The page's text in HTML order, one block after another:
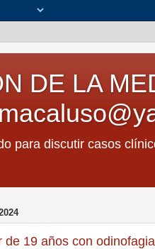
DE LA
para discutir casos
de 19 años con